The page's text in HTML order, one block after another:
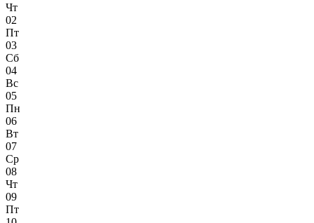
Чт
02
Пт
03
Сб
04
Вс
05
Пн
06
Вт
07
Ср
08
Чт
09
Пт